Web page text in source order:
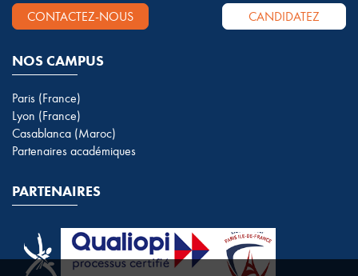
CONTACTEZ-NOUS CANDIDATEZ
NOS CAMPUS
Paris (France)
Lyon (France)
Casablanca (Maroc)
Partenaires académiques
PARTENAIRES